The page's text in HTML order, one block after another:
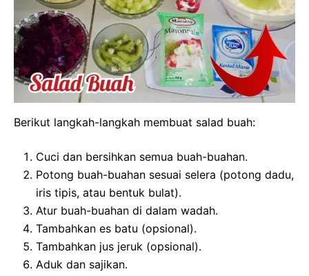
Berikut langkah-langkah membuat salad buah:
Cuci dan bersihkan semua buah-buahan.
Potong buah-buahan sesuai selera (potong dadu,
iris tipis, atau bentuk bulat).
Atur buah-buahan di dalam wadah.
Tambahkan es batu (opsional).
Tambahkan jus jeruk (opsional).
Aduk dan sajikan.